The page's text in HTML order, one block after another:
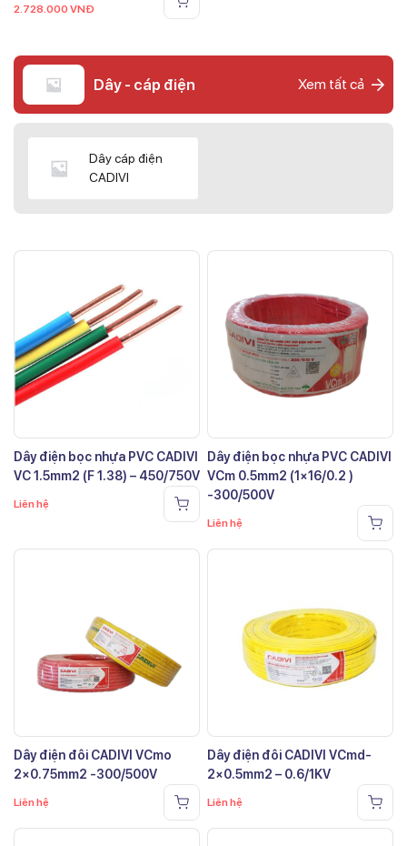
2.728.000 VNĐ
Dây - cáp điện Xem tất cả
Dây cáp điện
CADIVI
Dây điện bọc nhựa PVC CADIVI
VC 1.5mm2 (F 1.38) – 450/750V
Liên hệ
Dây điện bọc nhựa PVC CADIVI
VCm 0.5mm2 (1×16/0.2 )
-300/500V
Liên hệ
Dây điện đôi CADIVI VCmo
2×0.75mm2 -300/500V
Liên hệ
Dây điện đôi CADIVI VCmd-
2×0.5mm2 – 0.6/1KV
Liên hệ